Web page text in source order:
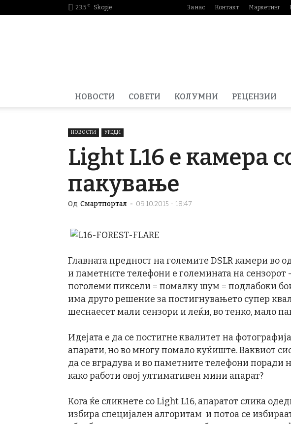
23.5 C Skopje За нас Контакт Маркетинг
НОВОСТИ СОВЕТИ КОЛУМНИ РЕЦЕНЗИИ
НОВОСТИ УРЕДИ
Light L16 е камера
пакување
Од Смартпортал - 09.10.2015 - 18:47
Главната предност на големите DSLR камери во
и паметните телефони е големината на сензорот
поголеми пиксели = помалку шум = подлабоки
има друго решение за постигнувањето супер
шеснаесет мали сензори и леќи, во тенко, мало
Идејата е да се постигне квалитет на
апарати, но во многу помало куќиште. Ваквиот
да се вградува и во паметните телефони поради
како работи овој ултимативен мини апарат?
Кога ќе сликнете со Light L16, апаратот слика
избира специјален алгоритам и потоа се